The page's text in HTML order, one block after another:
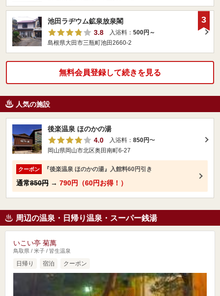
池田ラヂウム鉱泉放泉閣
3.8
入浴料： 500円～
島根県大田市三瓶町池田2660-2
3
無料会員登録して続きを見る
人気の施設
後楽温泉 ほのかの湯
4.0
入浴料： 850円〜
岡山県岡山市北区奥田南町6-27
クーポン 『後楽温泉 ほのかの湯』入館料60円引き
通常850円 → 790円（60円お得！）
周辺の温泉・日帰り温泉・スーパー銭湯
いこい亭 菊萬
鳥取県 / 米子 / 皆生温泉
日帰り 宿泊 クーポン